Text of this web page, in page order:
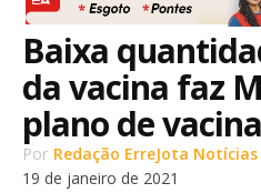
Baixa
da vacina faz
plano de
Por Redação ErreJota Notícias
19 de janeiro de 2021